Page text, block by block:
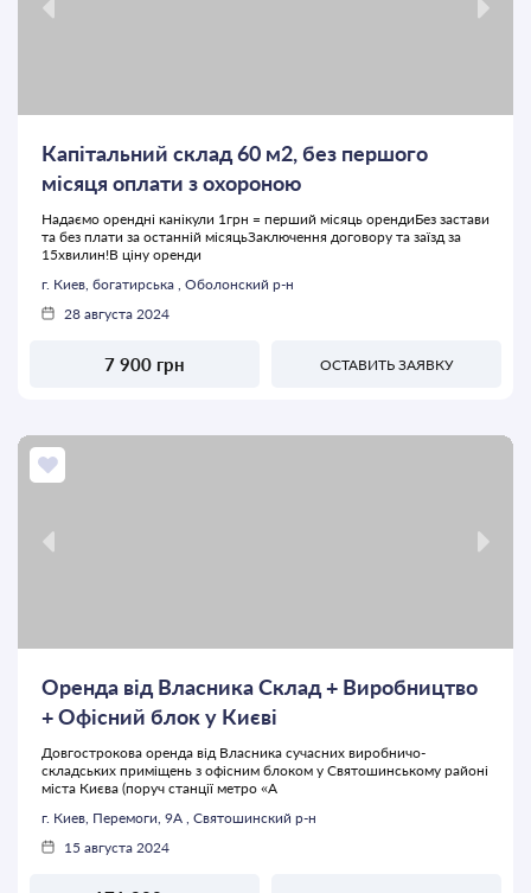
Капітальний склад 60 м2, без першого
місяця оплати з охороною
Надаємо орендні канікули 1грн = перший місяць орендиБез застави
та без плати за останній місяцьЗаключення договору та заїзд за
15хвилин!В ціну оренди
г. Киев, богатирська , Оболонский р-н
28 августа 2024
7 900 грн ОСТАВИТЬ ЗАЯВКУ
Оренда від Власника Склад + Виробництво
+ Офісний блок у Києві
Довгострокова оренда від Власника сучасних виробничо-
складських приміщень з офісним блоком у Святошинському районі
міста Києва (поруч станції метро «А
г. Киев, Перемоги, 9А , Святошинский р-н
15 августа 2024